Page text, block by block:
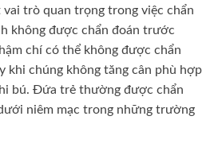
vai trò quan trọng trong việc chẩn
không được chẩn đoán trước
chí có thể không được chẩn
khi chúng không tăng cân phù hợp
bú. Đứa trẻ thường được chẩn
niêm mạc trong những trường